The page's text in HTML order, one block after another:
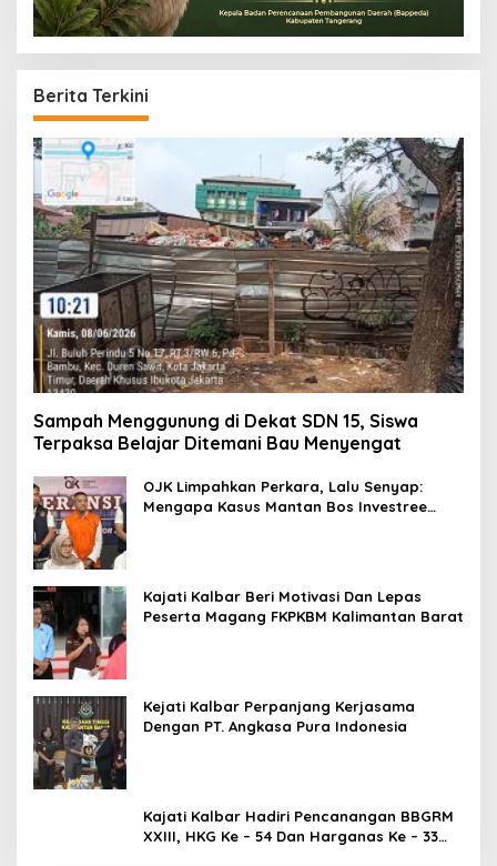
Berita Terkini
Sampah Menggunung di Dekat SDN 15, Siswa
Terpaksa Belajar Ditemani Bau Menyengat
OJK Limpahkan Perkara, Lalu Senyap:
Mengapa Kasus Mantan Bos Investree
Kajati Kalbar Beri Motivasi Dan Lepas
Peserta Magang FKPKBM Kalimantan Barat
Kejati Kalbar Perpanjang Kerjasama
Dengan PT. Angkasa Pura Indonesia
Kajati Kalbar Hadiri Pencanangan BBGRM
XXIII, HKG Ke – 54 Dan Harganas Ke – 33